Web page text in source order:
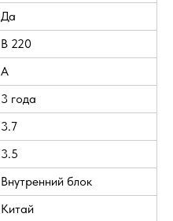
Да
В 220
A
3 года
3.7
3.5
Внутренний блок
Китай